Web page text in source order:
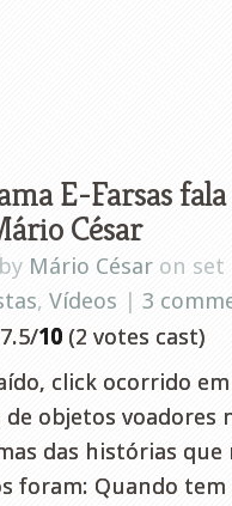
E-Farsas
César
Mário César on set
, Vídeos | 3
10 (2 votes cast)
click ocorrido em
objetos voadores
das histórias
foram: Quando